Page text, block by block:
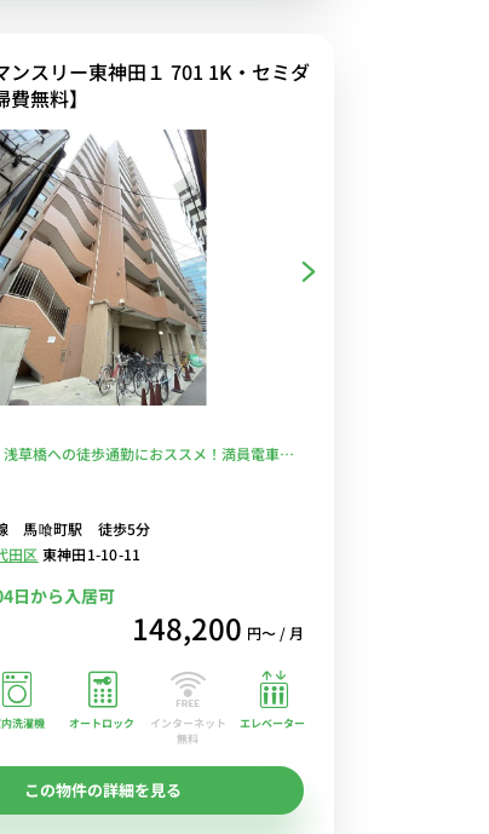
ンスリー東神田１ 701 1K・セミダ
無料】
草橋への徒歩通勤におススメ！満員電車を
！
馬喰町駅 徒歩5分
田区 東神田1-10-11
日から入居可
148,200 円〜 / 月
洗濯機 オートロック
インターネット
無料
エレベーター
この物件の詳細を見る